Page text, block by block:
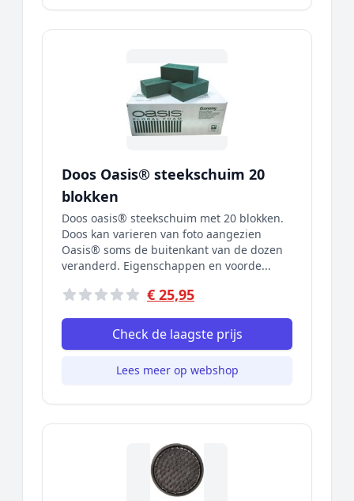
Doos Oasis® steekschuim 20
blokken
Doos oasis® steekschuim met 20 blokken.
Doos kan varieren van foto aangezien
Oasis® soms de buitenkant van de dozen
veranderd. Eigenschappen en voorde...
€ 25,95
Check de laagste prijs
Lees meer op webshop